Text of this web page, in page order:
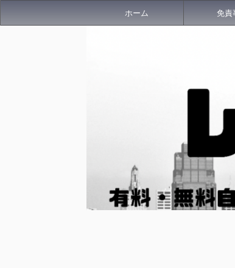
ホーム 免責